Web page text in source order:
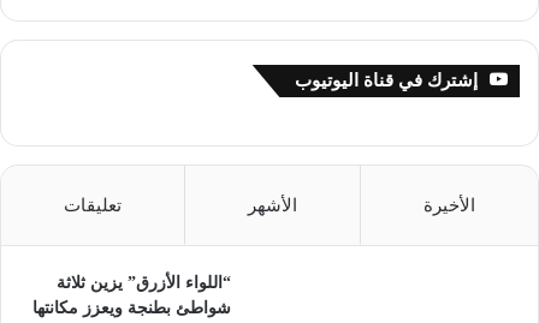
إشترك في قناة اليوتيوب
الأخيرة الأشهر تعليقات
“اللواء الأزرق” يزين ثلاثة
شواطئ بطنجة ويعزز مكانتها